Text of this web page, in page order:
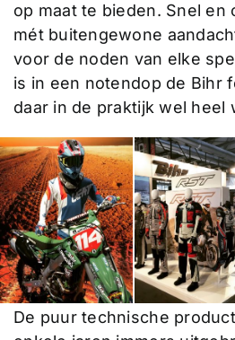
op maat te bieden. Snel en
mét buitengewone
voor de noden van elke
is in een notendop de Bihr
daar in de praktijk wel heel
De puur technische